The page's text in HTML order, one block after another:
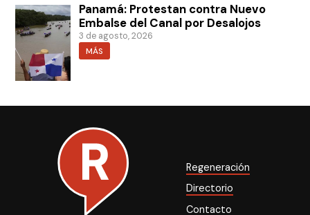
Panamá: Protestan contra Nuevo
Embalse del Canal por Desalojos
3 de agosto, 2026
MÁS
Regeneración
Directorio
Contacto